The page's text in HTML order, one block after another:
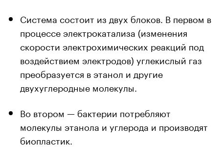
Система состоит из двух блоков. В первом в
процессе электрокатализа (изменения
скорости электрохимических реакций под
воздействием электродов) углекислый газ
преобразуется в этанол и другие
двухуглеродные молекулы.
Во втором — бактерии потребляют
молекулы этанола и углерода и производят
биопластик.